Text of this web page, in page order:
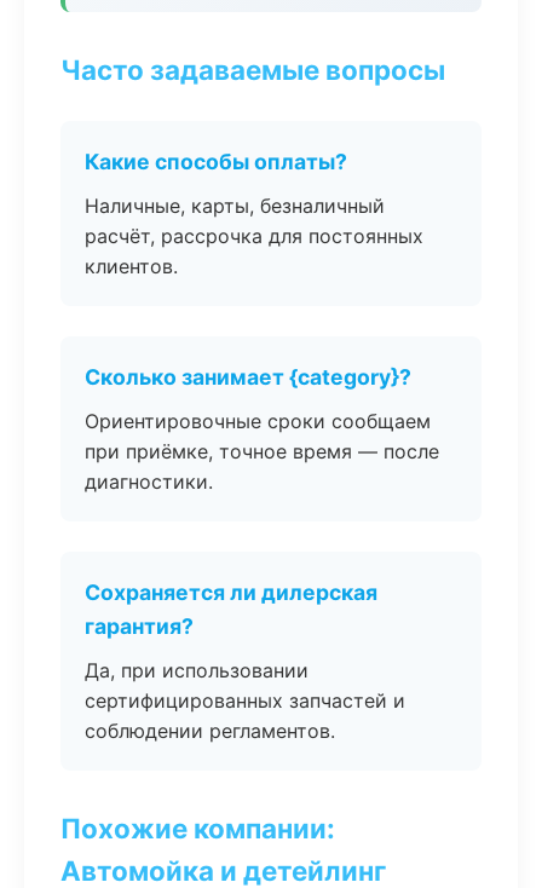
Часто задаваемые вопросы
Какие способы оплаты?
Наличные, карты, безналичный
расчёт, рассрочка для постоянных
клиентов.
Сколько занимает {category}?
Ориентировочные сроки сообщаем
при приёмке, точное время — после
диагностики.
Сохраняется ли дилерская
гарантия?
Да, при использовании
сертифицированных запчастей и
соблюдении регламентов.
Похожие компании:
Автомойка и детейлинг